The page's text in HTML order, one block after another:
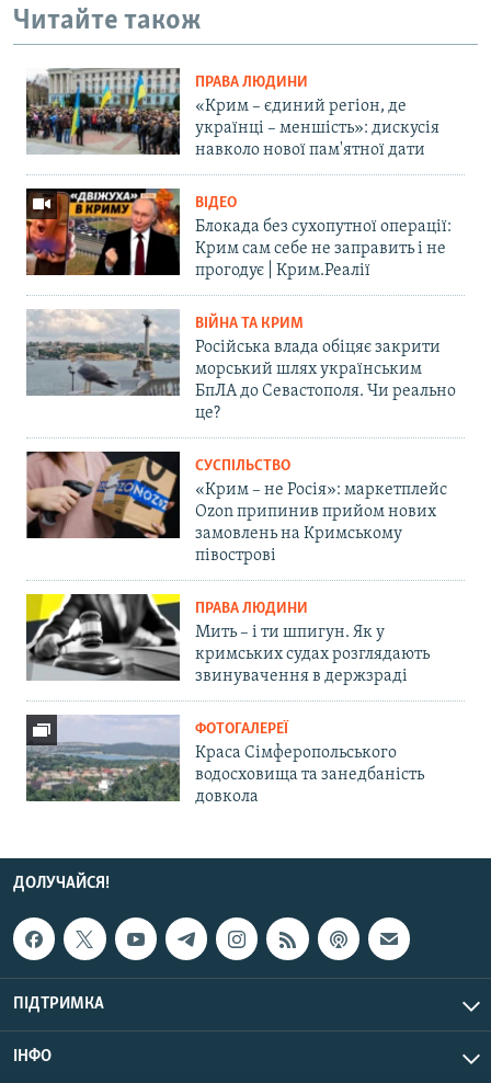
Читайте також
ПРАВА ЛЮДИНИ
«Крим – єдиний регіон, де
українці – меншість»: дискусія
навколо нової пам'ятної дати
ВІДЕО
Блокада без сухопутної операції:
Крим сам себе не заправить і не
прогодує | Крим.Реалії
ВІЙНА ТА КРИМ
Російська влада обіцяє закрити
морський шлях українським
БпЛА до Севастополя. Чи реально
це?
СУСПІЛЬСТВО
«Крим – не Росія»: маркетплейс
Ozon припинив прийом нових
замовлень на Кримському
півострові
ПРАВА ЛЮДИНИ
Мить – і ти шпигун. Як у
кримських судах розглядають
звинувачення в держзраді
ФОТОГАЛЕРЕЇ
Краса Сімферопольського
водосховища та занедбаність
довкола
ДОЛУЧАЙСЯ!
ПІДТРИМКА
ІНФО